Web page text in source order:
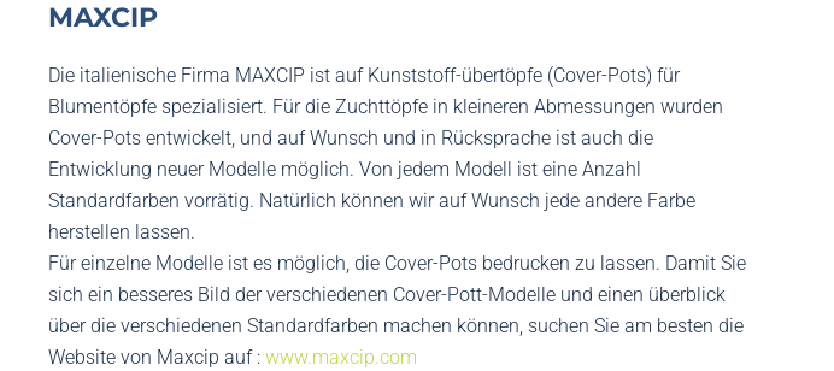
MAXCIP
Die italienische Firma MAXCIP ist auf Kunststoff-übertöpfe (Cover-Pots) für
Blumentöpfe spezialisiert. Für die Zuchttöpfe in kleineren Abmessungen wurden
Cover-Pots entwickelt, und auf Wunsch und in Rücksprache ist auch die
Entwicklung neuer Modelle möglich. Von jedem Modell ist eine Anzahl
Standardfarben vorrätig. Natürlich können wir auf Wunsch jede andere Farbe
herstellen lassen.
Für einzelne Modelle ist es möglich, die Cover-Pots bedrucken zu lassen. Damit Sie
sich ein besseres Bild der verschiedenen Cover-Pott-Modelle und einen überblick
über die verschiedenen Standardfarben machen können, suchen Sie am besten die
Website von Maxcip auf : www.maxcip.com